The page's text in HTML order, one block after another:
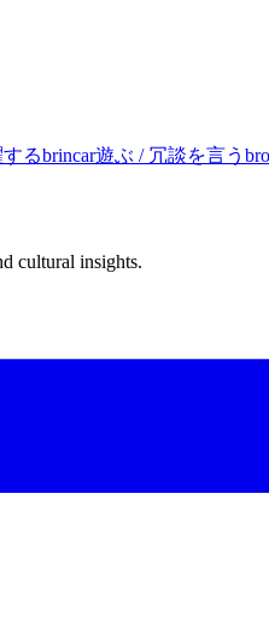
るbrincar遊ぶ / 冗談を言う
cultural insights.